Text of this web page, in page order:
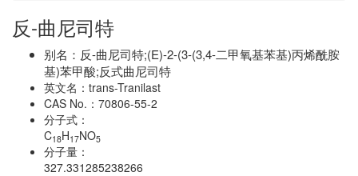
反-曲尼司特
别名： 反-曲尼司特;(E)-2-(3-(3,4-二甲氧基苯基)丙烯酰胺
基)苯甲酸;反式曲尼司特
英文名： trans-Tranilast
CAS No.： 70806-55-2
分子式：
C18H17NO5
分子量：
327.331285238266